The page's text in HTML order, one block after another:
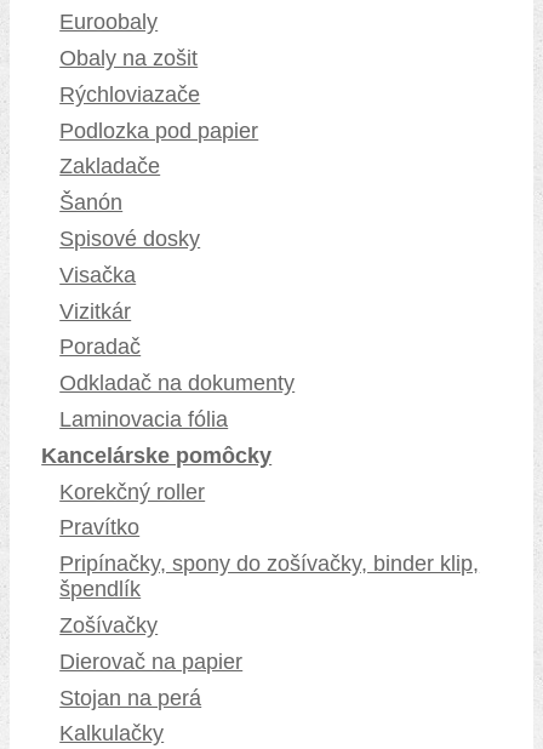
Euroobaly
Obaly na zošit
Rýchloviazače
Podlozka pod papier
Zakladače
Šanón
Spisové dosky
Visačka
Vizitkár
Poradač
Odkladač na dokumenty
Laminovacia fólia
Kancelárske pomôcky
Korekčný roller
Pravítko
Pripínačky, spony do zošívačky, binder klip,
špendlík
Zošívačky
Dierovač na papier
Stojan na perá
Kalkulačky